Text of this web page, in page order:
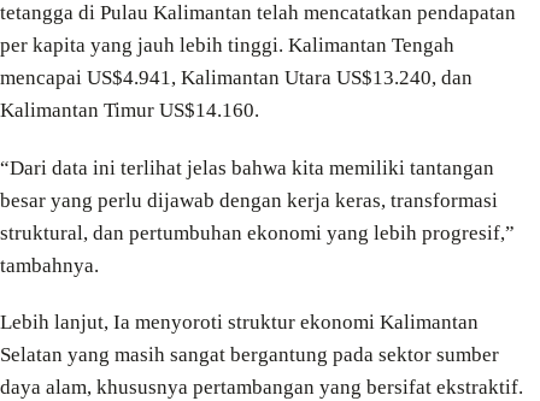
tetangga di Pulau Kalimantan telah mencatatkan pendapatan
per kapita yang jauh lebih tinggi. Kalimantan Tengah
mencapai US$4.941, Kalimantan Utara US$13.240, dan
Kalimantan Timur US$14.160.
“Dari data ini terlihat jelas bahwa kita memiliki tantangan
besar yang perlu dijawab dengan kerja keras, transformasi
struktural, dan pertumbuhan ekonomi yang lebih progresif,”
tambahnya.
Lebih lanjut, Ia menyoroti struktur ekonomi Kalimantan
Selatan yang masih sangat bergantung pada sektor sumber
daya alam, khususnya pertambangan yang bersifat ekstraktif.